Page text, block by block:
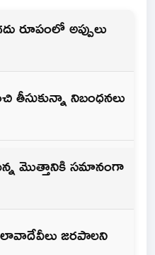
రూపంలో అప్పులు
తీసుకున్నా నిబంధనలు
మొత్తానికి సమానంగా
జరపాలని